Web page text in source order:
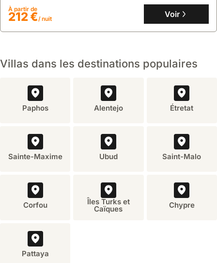
À partir de
212 €/ nuit Voir
Villas dans les destinations populaires
Paphos Alentejo Étretat
Sainte-Maxime Ubud Saint-Malo
Corfou Îles Turks et
Caïques Chypre
Pattaya